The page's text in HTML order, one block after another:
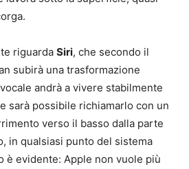
riguarda Siri, che secondo il
subirà una trasformazione
andrà a vivere stabilmente
sarà possibile richiamarlo con un
verso il basso dalla parte
in qualsiasi punto del sistema
è evidente: Apple non vuole più